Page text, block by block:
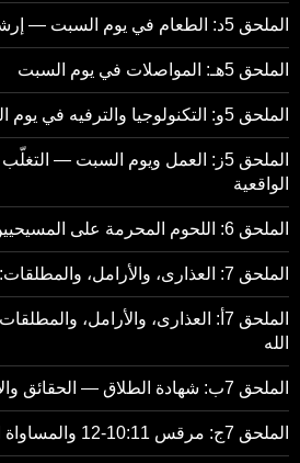
الملحق 5د: الطعام في يوم السبت — إرشادات عملية
الملحق 5هـ: المواصلات في يوم السبت
الملحق 5و: التكنولوجيا والترفيه في يوم السبت
الملحق 5ز: العمل ويوم السبت —
الواقعية
الملحق 6: اللحوم المحرمة على المسيحيين
الملحق 7: العذارى، والأرامل، والمطلقات: الزيجات التي يقبلها الله
الملحق 7أ: العذارى، والأرامل،
الله
الملحق 7ب: شهادة الطلاق — الحقائق والأساطير
الملحق 7ج: مرقس 10:11-12 والمساواة الزائفة في الزنا